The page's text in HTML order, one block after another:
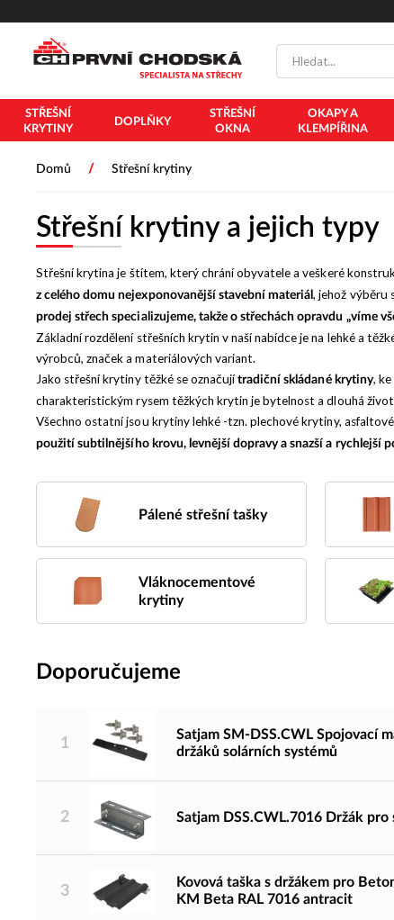
STŘEŠNÍ
KRYTINY
DOPLŇKY
STŘEŠNÍ
OKNA
OKAPY A
KLEMPÍŘINA
Domů / Střešní krytiny
Střešní krytiny a jejich typy
Střešní krytina je štítem, který chrání obyvatele a veškeré
z celého domu nejexponovanější stavební materiál, jehož výběru
prodej střech specializujeme, takže o střechách opravdu „víme
Základní rozdělení střešních krytin v naší nabídce je na lehké a
výrobců, značek a materiálových variant.
Jako střešní krytiny těžké se označují tradiční skládané krytiny,
charakteristickým rysem těžkých krytin je bytelnost a dlouhá
Všechno ostatní jsou krytiny lehké -tzn. plechové krytiny,
použití subtilnějšího krovu, levnější dopravy a snazší a rychlejší
Pálené střešní tašky
Vláknocementové
krytiny
Doporučujeme
1
Satjam SM-DSS.CWL Spojovací
držáků solárních systémů
2 Satjam DSS.CWL.7016 Držák pro
3
Kovová taška s držákem pro
KM Beta RAL 7016 antracit